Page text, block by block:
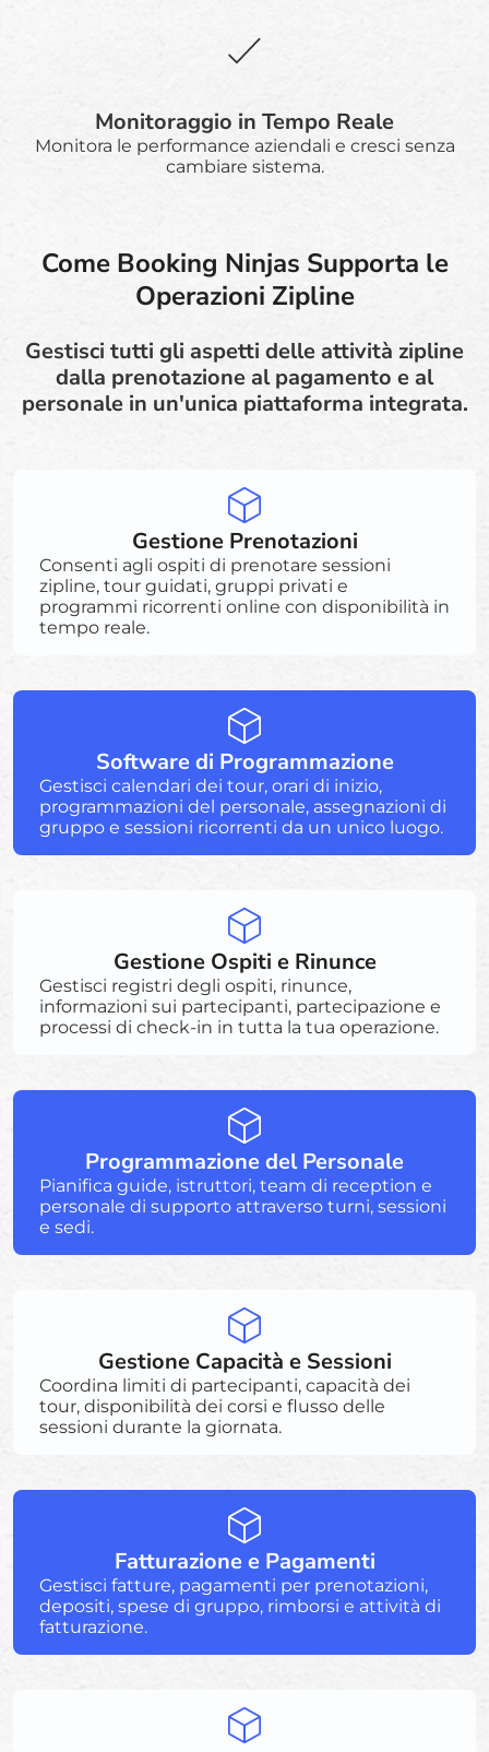
Monitoraggio in Tempo Reale
Monitora le performance aziendali e cresci senza
cambiare sistema.
Come Booking Ninjas Supporta le
Operazioni Zipline
Gestisci tutti gli aspetti delle attività zipline
dalla prenotazione al pagamento e al
personale in un'unica piattaforma integrata.
Gestione Prenotazioni
Consenti agli ospiti di prenotare sessioni
zipline, tour guidati, gruppi privati e
programmi ricorrenti online con disponibilità in
tempo reale.
Software di Programmazione
Gestisci calendari dei tour, orari di inizio,
programmazioni del personale, assegnazioni di
gruppo e sessioni ricorrenti da un unico luogo.
Gestione Ospiti e Rinunce
Gestisci registri degli ospiti, rinunce,
informazioni sui partecipanti, partecipazione e
processi di check-in in tutta la tua operazione.
Programmazione del Personale
Pianifica guide, istruttori, team di reception e
personale di supporto attraverso turni, sessioni
e sedi.
Gestione Capacità e Sessioni
Coordina limiti di partecipanti, capacità dei
tour, disponibilità dei corsi e flusso delle
sessioni durante la giornata.
Fatturazione e Pagamenti
Gestisci fatture, pagamenti per prenotazioni,
depositi, spese di gruppo, rimborsi e attività di
fatturazione.